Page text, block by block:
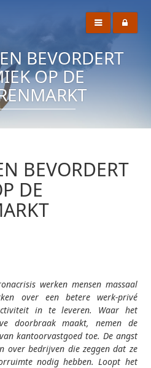
BEVORDERT
OP DE
BEVORDERT
DE
werken mensen massaal
over een betere werk-privé
in te leveren. Waar het
doorbraak maakt, nemen de
kantoorvastgoed toe. De angst
over bedrijven die zeggen dat ze
nodig hebben. Loopt het